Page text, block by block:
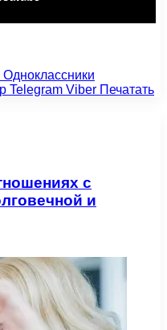
Одноклассники
Telegram Viber Печатать
с
и